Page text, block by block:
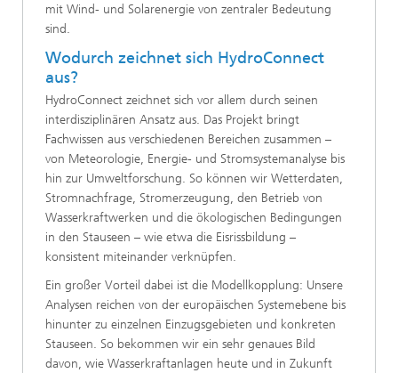
mit Wind- und Solarenergie von zentraler Bedeutung
sind.
Wodurch zeichnet sich HydroConnect
aus?
HydroConnect zeichnet sich vor allem durch seinen
interdisziplinären Ansatz aus. Das Projekt bringt
Fachwissen aus verschiedenen Bereichen zusammen –
von Meteorologie, Energie- und Stromsystemanalyse bis
hin zur Umweltforschung. So können wir Wetterdaten,
Stromnachfrage, Stromerzeugung, den Betrieb von
Wasserkraftwerken und die ökologischen Bedingungen
in den Stauseen – wie etwa die Eisrissbildung –
konsistent miteinander verknüpfen.
Ein großer Vorteil dabei ist die Modellkopplung: Unsere
Analysen reichen von der europäischen Systemebene bis
hinunter zu einzelnen Einzugsgebieten und konkreten
Stauseen. So bekommen wir ein sehr genaues Bild
davon, wie Wasserkraftanlagen heute und in Zukunft